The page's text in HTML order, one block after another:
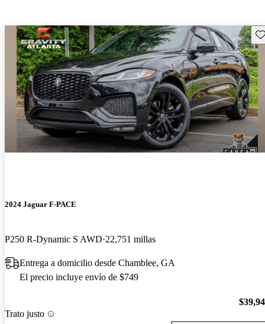
2024 Jaguar F-PACE
P250 R-Dynamic S AWD 22,751 millas
Entrega a domicilio desde Chamblee, GA
El precio incluye envío de $749
Trato justo